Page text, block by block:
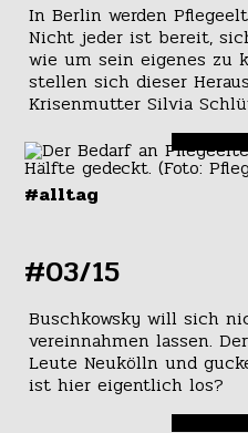
In Berlin werden
Nicht jeder ist bereit,
wie um sein eigenes zu
stellen sich dieser
Krisenmutter Silvia
#alltag
#03/15
Buschkowsky will sich
vereinnahmen lassen.
Leute Neukölln und
ist hier eigentlich los?